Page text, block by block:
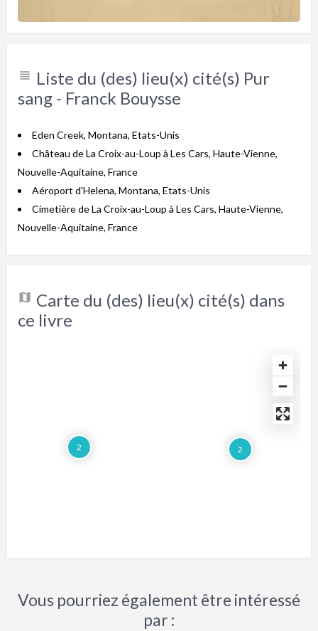
Liste du (des) lieu(x) cité(s) Pur
sang - Franck Bouysse
Eden Creek, Montana, Etats-Unis
Château de La Croix-au-Loup à Les Cars, Haute-Vienne,
Nouvelle-Aquitaine, France
Aéroport d'Helena, Montana, Etats-Unis
Cimetière de La Croix-au-Loup à Les Cars, Haute-Vienne,
Nouvelle-Aquitaine, France
Carte du (des) lieu(x) cité(s) dans
ce livre
2 2
Vous pourriez également être intéressé
par :